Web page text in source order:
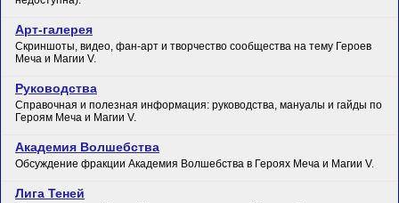
Арт-галерея
Скриншоты, видео, фан-арт и творчество сообщества на тему Героев
Меча и Магии V.
Руководства
Справочная и полезная информация: руководства, мануалы и гайды по
Героям Меча и Магии V.
Академия Волшебства
Обсуждение фракции Академия Волшебства в Героях Меча и Магии V.
Лига Теней